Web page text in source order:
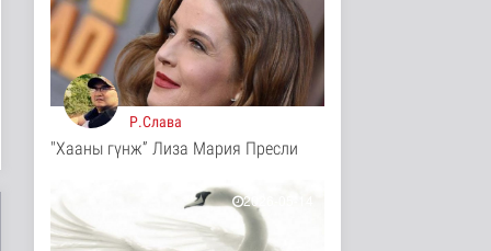
7 цаг 58 минутын өмнө
Монгол-Оросын зэвсэгт
хүчний байлдааны
буудлагат..
Нийгэм 7 цагийн өмнө
Цагааннуур суманд 23
Нийгэм
7 цаг 5 минутын өмнө
Р.Слава
"Хааны гүнж” Лиза Мария Пресли
2026-05-14